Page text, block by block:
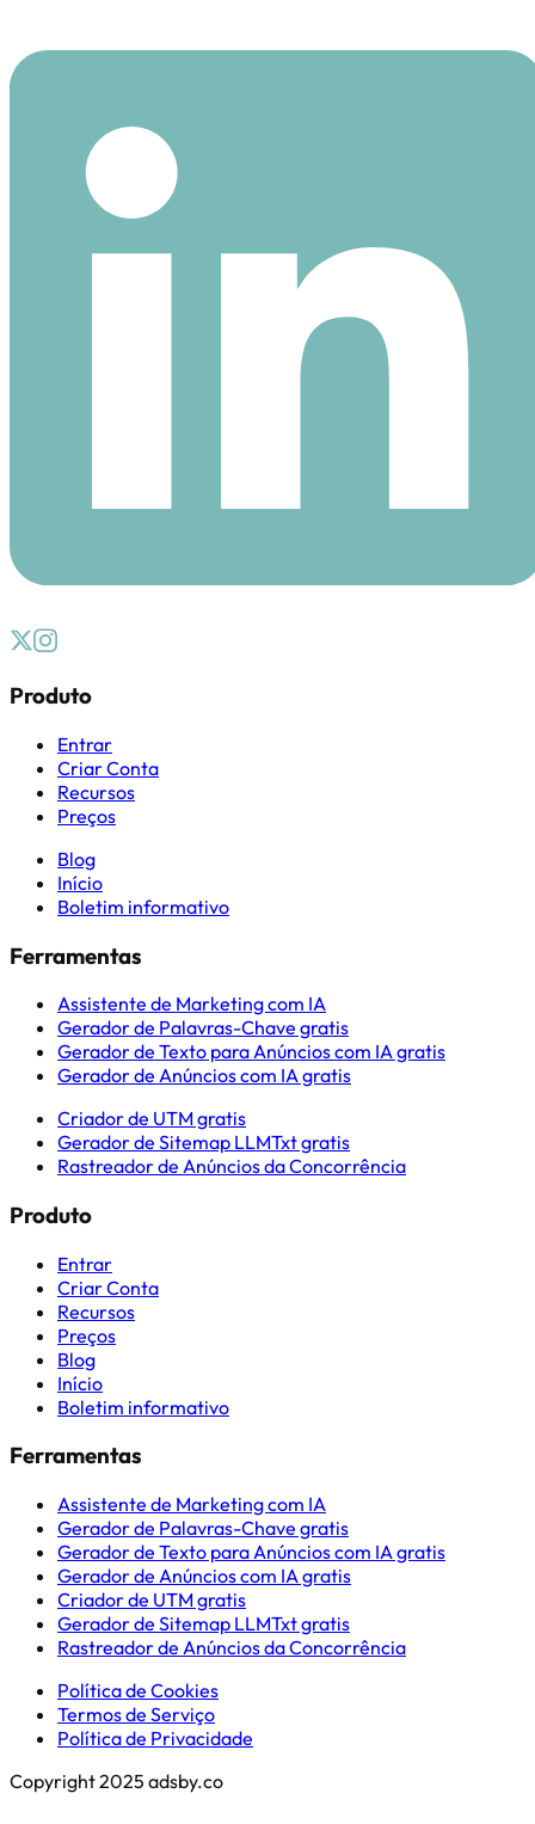
Produto
Entrar
Criar Conta
Recursos
Preços
Blog
Início
Boletim informativo
Ferramentas
Assistente de Marketing com IA
Gerador de Palavras-Chave gratis
Gerador de Texto para Anúncios com IA gratis
Gerador de Anúncios com IA gratis
Criador de UTM gratis
Gerador de Sitemap LLMTxt gratis
Rastreador de Anúncios da Concorrência
Produto
Entrar
Criar Conta
Recursos
Preços
Blog
Início
Boletim informativo
Ferramentas
Assistente de Marketing com IA
Gerador de Palavras-Chave gratis
Gerador de Texto para Anúncios com IA gratis
Gerador de Anúncios com IA gratis
Criador de UTM gratis
Gerador de Sitemap LLMTxt gratis
Rastreador de Anúncios da Concorrência
Política de Cookies
Termos de Serviço
Política de Privacidade
Copyright 2025 adsby.co